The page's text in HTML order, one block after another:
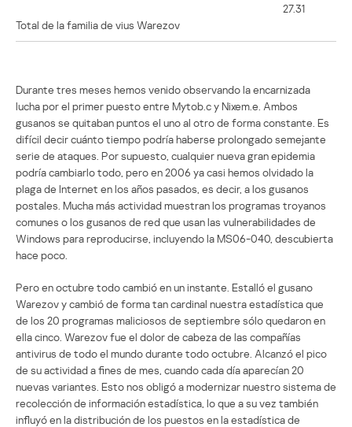
Total de la familia de vius Warezov
27.31
Durante tres meses hemos venido observando la encarnizada
lucha por el primer puesto entre Mytob.c y Nixem.e. Ambos
gusanos se quitaban puntos el uno al otro de forma constante. Es
difícil decir cuánto tiempo podría haberse prolongado semejante
serie de ataques. Por supuesto, cualquier nueva gran epidemia
podría cambiarlo todo, pero en 2006 ya casi hemos olvidado la
plaga de Internet en los años pasados, es decir, a los gusanos
postales. Mucha más actividad muestran los programas troyanos
comunes o los gusanos de red que usan las vulnerabilidades de
Windows para reproducirse, incluyendo la MS06-040, descubierta
hace poco.
Pero en octubre todo cambió en un instante. Estalló el gusano
Warezov y cambió de forma tan cardinal nuestra estadística que
de los 20 programas maliciosos de septiembre sólo quedaron en
ella cinco. Warezov fue el dolor de cabeza de las compañías
antivirus de todo el mundo durante todo octubre. Alcanzó el pico
de su actividad a fines de mes, cuando cada día aparecían 20
nuevas variantes. Esto nos obligó a modernizar nuestro sistema de
recolección de información estadística, lo que a su vez también
influyó en la distribución de los puestos en la estadística de